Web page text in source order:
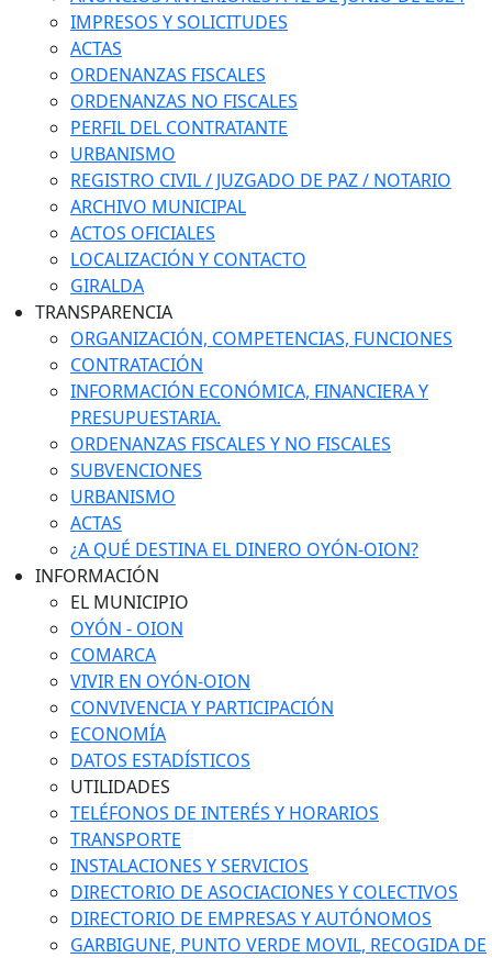
IMPRESOS Y SOLICITUDES
ACTAS
ORDENANZAS FISCALES
ORDENANZAS NO FISCALES
PERFIL DEL CONTRATANTE
URBANISMO
REGISTRO CIVIL / JUZGADO DE PAZ / NOTARIO
ARCHIVO MUNICIPAL
ACTOS OFICIALES
LOCALIZACIÓN Y CONTACTO
GIRALDA
TRANSPARENCIA
ORGANIZACIÓN, COMPETENCIAS, FUNCIONES
CONTRATACIÓN
INFORMACIÓN ECONÓMICA, FINANCIERA Y
PRESUPUESTARIA.
ORDENANZAS FISCALES Y NO FISCALES
SUBVENCIONES
URBANISMO
ACTAS
¿A QUÉ DESTINA EL DINERO OYÓN-OION?
INFORMACIÓN
EL MUNICIPIO
OYÓN - OION
COMARCA
VIVIR EN OYÓN-OION
CONVIVENCIA Y PARTICIPACIÓN
ECONOMÍA
DATOS ESTADÍSTICOS
UTILIDADES
TELÉFONOS DE INTERÉS Y HORARIOS
TRANSPORTE
INSTALACIONES Y SERVICIOS
DIRECTORIO DE ASOCIACIONES Y COLECTIVOS
DIRECTORIO DE EMPRESAS Y AUTÓNOMOS
GARBIGUNE, PUNTO VERDE MOVIL, RECOGIDA DE